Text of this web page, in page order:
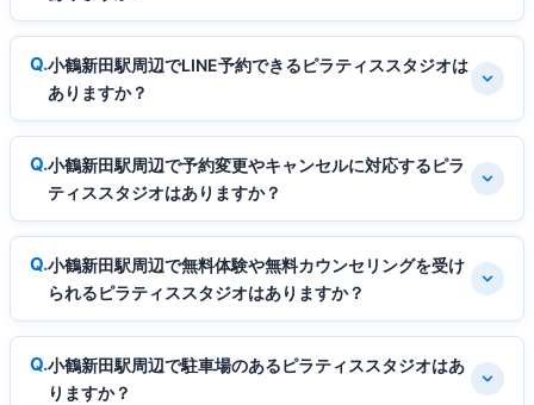
小鶴新田駅周辺でLINE予約できるピラティススタジオは
ありますか？
小鶴新田駅周辺で予約変更やキャンセルに対応するピラ
ティススタジオはありますか？
小鶴新田駅周辺で無料体験や無料カウンセリングを受け
られるピラティススタジオはありますか？
小鶴新田駅周辺で駐車場のあるピラティススタジオはあ
りますか？